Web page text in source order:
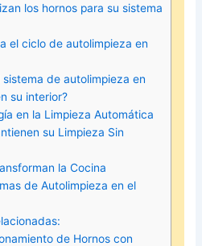
los hornos para su sistema
el ciclo de autolimpieza en
sistema de autolimpieza en
su interior?
en la Limpieza Automática
su Limpieza Sin
la Cocina
de Autolimpieza en el
de Hornos con